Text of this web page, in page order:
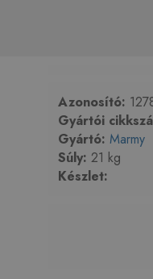
Azonosító:
Gyártói
Gyártó: Marmy
Súly: 21 kg
Készlet: